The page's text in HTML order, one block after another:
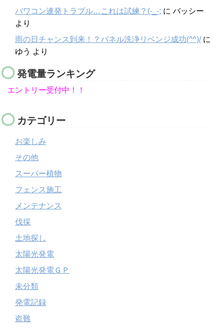
パワコン連発トラブル…これは試練？(-_-; に バッシー
より
雨の日チャンス到来！？パネル洗浄リベンジ成功(^^)/ に
ゆう より
発電量ランキング
エントリー受付中！！
カテゴリー
お楽しみ
その他
スーパー植物
フェンス施工
メンテナンス
伐採
土地探し
太陽光発電
太陽光発電ＧＰ
未分類
発電記録
盗難